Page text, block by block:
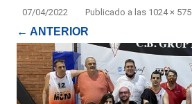
Publicado
07/04/2022 a las 1024 × 575
← ANTERIOR